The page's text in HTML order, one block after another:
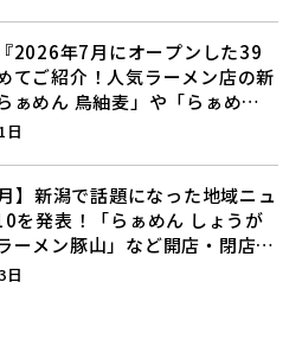
2026年7月にオープンした39
てご紹介！人気ラーメン店の新
ぁめん 鳥紬麦」や「らぁめん
」など盛りだくさん♪
日
】新潟で話題になった地域ニュ
を発表！「らぁめん しょうが
ーメン豚山」など開店・閉店の
ンキングでご紹介♪
日